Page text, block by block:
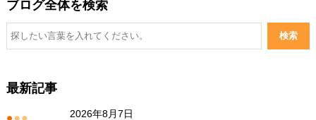
ブログ全体を検索
最新記事
2026年8月7日